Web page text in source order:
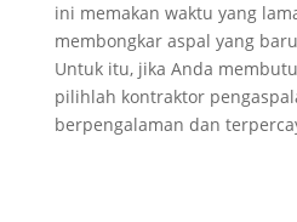
ini memakan waktu yang
membongkar aspal yang
Untuk itu, jika Anda
pilihlah kontraktor
berpengalaman dan